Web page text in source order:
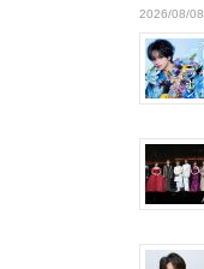
2026/08/08